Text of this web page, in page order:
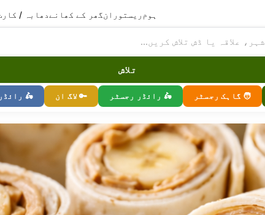
ہوم ریستورانگھر کے کھانےدھابہ /
تلاش
🧑 گاہک رجسٹر 🛵 رائڈر رجسٹر 🔑 لاگ ان 🛵